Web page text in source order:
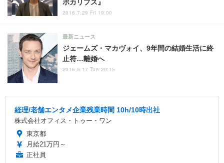
ポカリプス』
2016.7.29 Fri 19:00
ジェームズ・マカヴォイ、9年間の結婚生活に終
止符…離婚へ
最新ニュース
2016.5.17 Tue 20:15
経理/老舗エンタメ企業残業時間 10h/10時出社
株式会社オフィス・トゥー・ワン
東京都
月給21万円～
正社員